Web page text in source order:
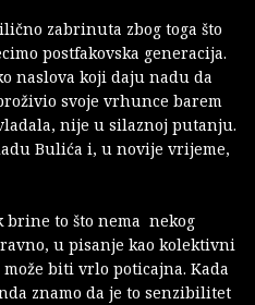
zabrinuta zbog toga što
postfakovska generacija.
naslova koji daju nadu da
svoje vrhunce barem
nije u silaznoj putanju.
Bulića i, u novije vrijeme,
brine to što nema nekog
u pisanje kao kolektivni
biti vrlo poticajna. Kada
znamo da je to senzibilitet